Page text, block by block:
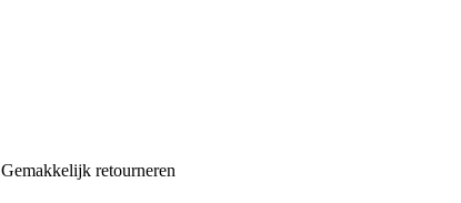
Gemakkelijk retourneren